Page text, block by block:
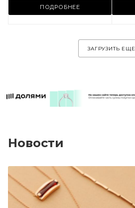
ПОДРОБНЕЕ
ЗАГРУЗИТЬ ЕЩЕ
Новости